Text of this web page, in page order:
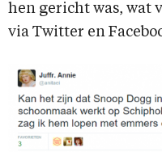
hen gericht was, wat
via Twitter en